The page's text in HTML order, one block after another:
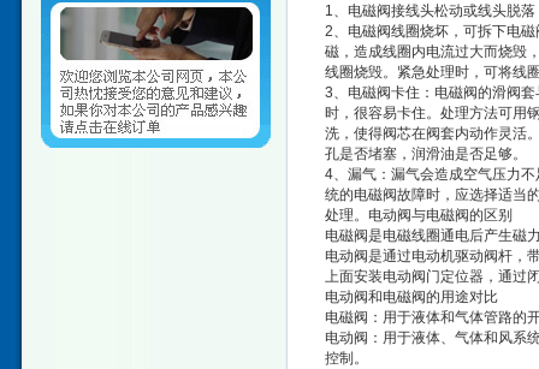
1、电磁阀接线头松动或线头脱
2、电磁阀线圈烧坏，可拆下电
磁，造成线圈内电流过大而烧毁
线圈烧毁。紧急处理时，可将线
3、电磁阀卡住：电磁阀的滑阀
时，很容易卡住。处理方法可用
洗，使得阀芯在阀套内动作灵活
孔是否堵塞，润滑油是否足够。
4、漏气：漏气会造成空气压力
统的电磁阀故障时，应选择适当
处理。电动阀与电磁阀的区别
电磁阀是电磁线圈通电后产生磁
电动阀是通过电动机驱动阀杆，
上面安装电动阀门定位器，通过
电动阀和电磁阀的用途对比
电磁阀：用于液体和气体管路的
电动阀：用于液体、气体和风系
控制。